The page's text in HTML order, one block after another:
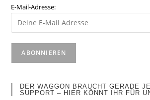
E-Mail-Adresse:
DER WAGGON BRAUCHT GERADE
SUPPORT – HIER KÖNNT IHR FÜR